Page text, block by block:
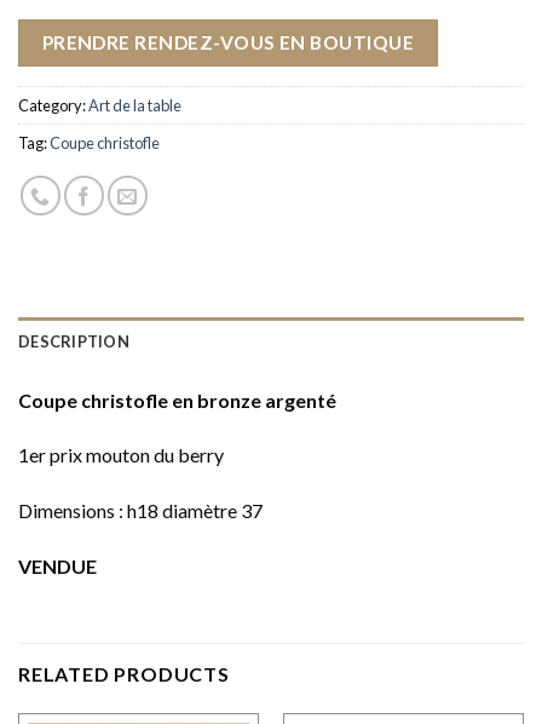
PRENDRE RENDEZ-VOUS EN BOUTIQUE
Category:Art de la table
Tag:Coupe christofle
DESCRIPTION
Coupe christofle en bronze argenté
1er prix mouton du berry
Dimensions : h18 diamètre 37
VENDUE
RELATED PRODUCTS